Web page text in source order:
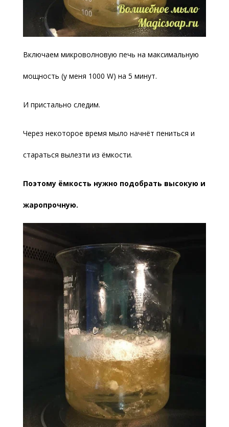
Включаем микроволновую печь на максимальную
мощность (у меня 1000 W) на 5 минут.
И пристально следим.
Через некоторое время мыло начнёт пениться и
стараться вылезти из ёмкости.
Поэтому ёмкость нужно подобрать высокую и
жаропрочную.